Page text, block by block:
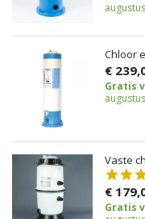
augustus
Chloor
€
Gratis
augustus
Vaste
€
Gratis